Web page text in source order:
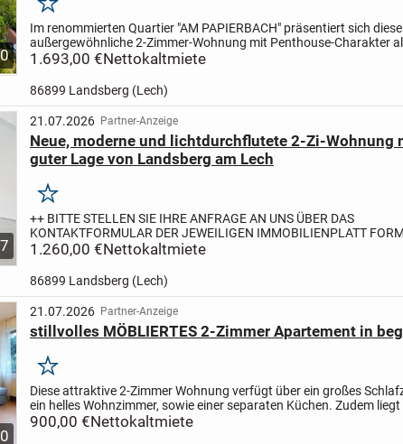
Merken
Im renommierten Quartier "AM PAPIERBACH" präsentiert sich diese
außergewöhnliche 2-Zimmer-Wohnung mit Penthouse-Charakter
Symbiose aus modernem Design, urbanem Komfort und
1.693,00 €Nettokaltmiete
86899 Landsberg (Lech)
7
21.07.2026 Partner-Anzeige
Neue, moderne und lichtdurchflutete 2-Zi-Wohnung
guter Lage von Landsberg am Lech
Merken
++ BITTE STELLEN SIE IHRE ANFRAGE AN UNS ÜBER DAS
KONTAKTFORMULAR DER JEWEILIGEN IMMOBILIENPLATT
Sie dieseses Angebot gesehen haben) ++
1.260,00 €Nettokaltmiete
86899 Landsberg (Lech)
21.07.2026 Partner-Anzeige
stillvolles MÖBLIERTES 2-Zimmer Apartement in
Merken
Diese attraktive 2-Zimmer Wohnung verfügt über ein großes
ein helles Wohnzimmer, sowie einer separaten Küchen. Zudem liegt
Erdgeschoss mit Ausrichtung zum Innenhof und dem...
900,00 €Nettokaltmiete